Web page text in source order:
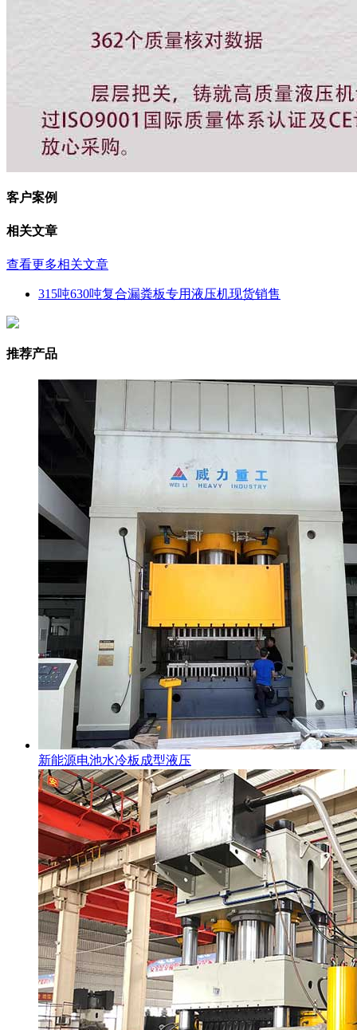
客户案例
相关文章
查看更多相关文章
315吨630吨复合漏粪板专用液压机现货销售
推荐产品
新能源电池水冷板成型液压